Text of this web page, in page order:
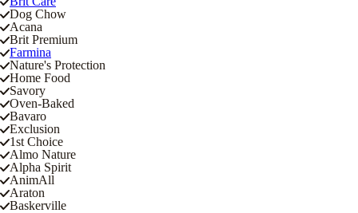
Dog Chow
Acana
Brit Premium
Farmina
Nature's Protection
Home Food
Savory
Oven-Baked
Bavaro
Exclusion
1st Choice
Almo Nature
Alpha Spirit
AnimAll
Araton
Baskerville